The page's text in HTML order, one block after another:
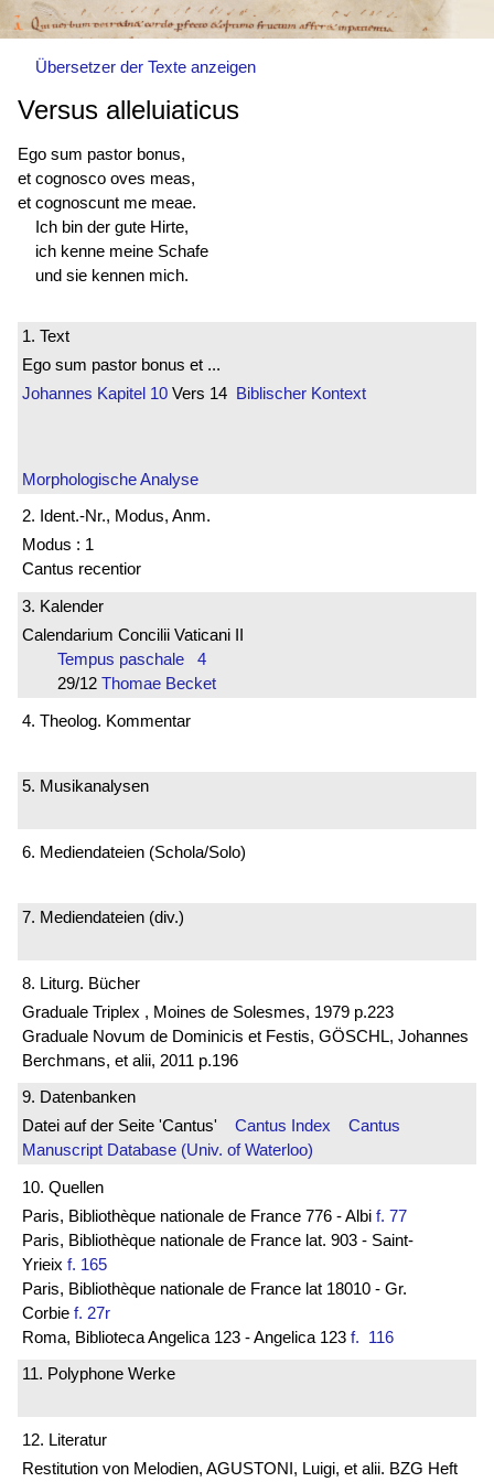
Übersetzer der Texte anzeigen
Versus alleluiaticus
Ego sum pastor bonus,
et cognosco oves meas,
et cognoscunt me meae.
Ich bin der gute Hirte,
ich kenne meine Schafe
und sie kennen mich.
1. Text
Ego sum pastor bonus et ...
Johannes Kapitel 10 Vers 14 Biblischer Kontext
Morphologische Analyse
2. Ident.-Nr., Modus, Anm.
Modus : 1
Cantus recentior
3. Kalender
Calendarium Concilii Vaticani II
Tempus paschale 4
29/12 Thomae Becket
4. Theolog. Kommentar
5. Musikanalysen
6. Mediendateien (Schola/Solo)
7. Mediendateien (div.)
8. Liturg. Bücher
Graduale Triplex , Moines de Solesmes, 1979 p.223
Graduale Novum de Dominicis et Festis, GÖSCHL, Johannes
Berchmans, et alii, 2011 p.196
9. Datenbanken
Datei auf der Seite 'Cantus' Cantus Index
Cantus
Manuscript Database (Univ. of Waterloo)
10. Quellen
Paris, Bibliothèque nationale de France 776 - Albi f. 77
Paris, Bibliothèque nationale de France lat. 903 - Saint-
Yrieix f. 165
Paris, Bibliothèque nationale de France lat 18010 - Gr.
Corbie f. 27r
Roma, Biblioteca Angelica 123 - Angelica 123 f. 116
11. Polyphone Werke
12. Literatur
Restitution von Melodien, AGUSTONI, Luigi, et alii. BZG Heft